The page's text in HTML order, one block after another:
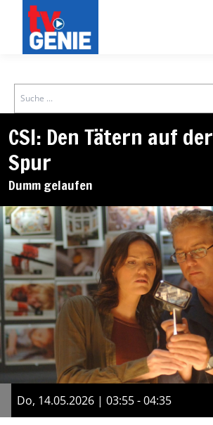
Search
CSI: Den Tätern auf der
Spur
Dumm gelaufen
Do, 14.05.2026 | 03:55 - 04:35